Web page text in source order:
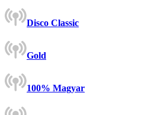
Disco Classic
Gold
100% Magyar